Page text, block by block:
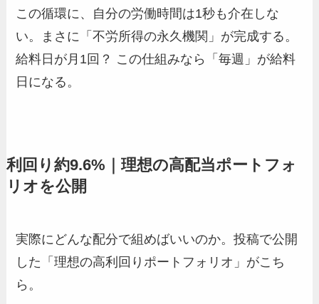
この循環に、自分の労働時間は1秒も介在しな
い。まさに「不労所得の永久機関」が完成する。
給料日が月1回？ この仕組みなら「毎週」が給料
日になる。
利回り約9.6%｜理想の高配当ポートフォ
リオを公開
実際にどんな配分で組めばいいのか。投稿で公開
した「理想の高利回りポートフォリオ」がこち
ら。